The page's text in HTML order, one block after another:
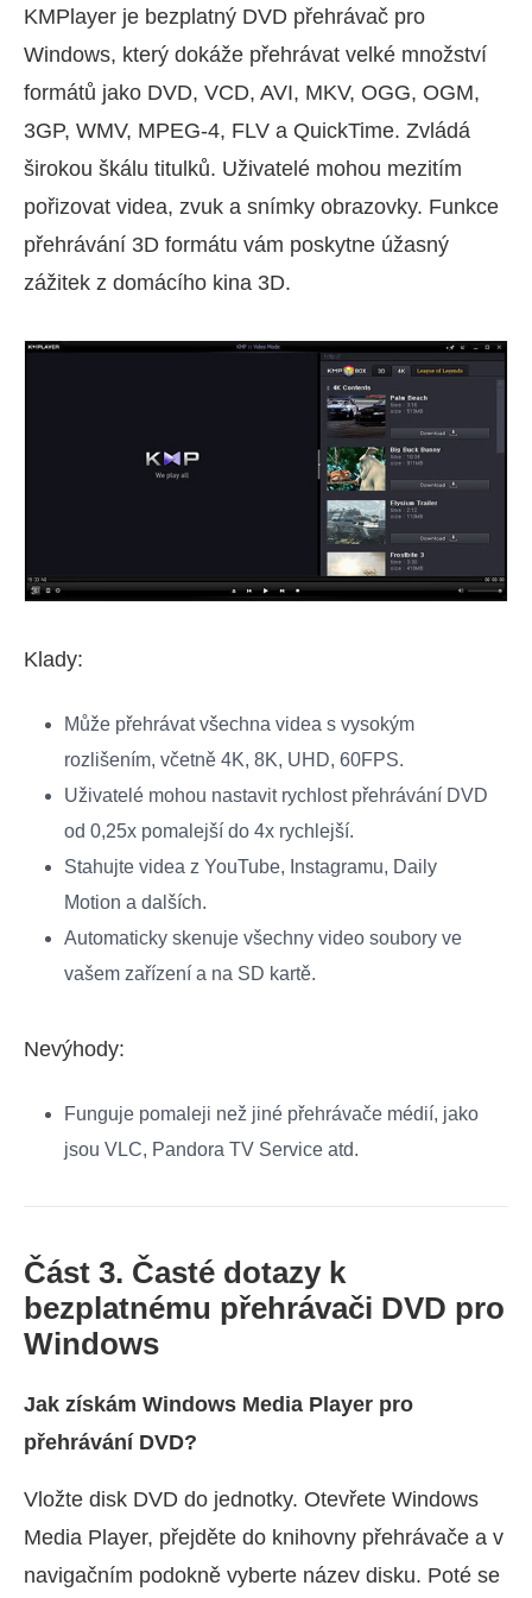
KMPlayer je bezplatný DVD přehrávač pro
Windows, který dokáže přehrávat velké množství
formátů jako DVD, VCD, AVI, MKV, OGG, OGM,
3GP, WMV, MPEG-4, FLV a QuickTime. Zvládá
širokou škálu titulků. Uživatelé mohou mezitím
pořizovat videa, zvuk a snímky obrazovky. Funkce
přehrávání 3D formátu vám poskytne úžasný
zážitek z domácího kina 3D.
Klady:
Může přehrávat všechna videa s vysokým
rozlišením, včetně 4K, 8K, UHD, 60FPS.
Uživatelé mohou nastavit rychlost přehrávání DVD
od 0,25x pomalejší do 4x rychlejší.
Stahujte videa z YouTube, Instagramu, Daily
Motion a dalších.
Automaticky skenuje všechny video soubory ve
vašem zařízení a na SD kartě.
Nevýhody:
Funguje pomaleji než jiné přehrávače médií, jako
jsou VLC, Pandora TV Service atd.
Část 3. Časté dotazy k
bezplatnému přehrávači DVD pro
Windows
Jak získám Windows Media Player pro
přehrávání DVD?
Vložte disk DVD do jednotky. Otevřete Windows
Media Player, přejděte do knihovny přehrávače a v
navigačním podokně vyberte název disku. Poté se